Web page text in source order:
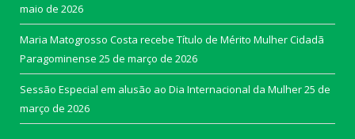
maio de 2026
Maria Matogrosso Costa recebe Título de Mérito Mulher Cidadã
Paragominense 25 de março de 2026
Sessão Especial em alusão ao Dia Internacional da Mulher25 de
março de 2026